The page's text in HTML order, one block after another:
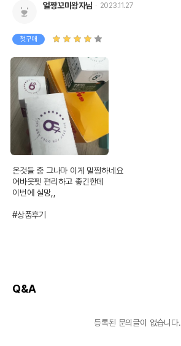
얼짱꼬미왕자님 2023.11.27
첫구매
온것들 중 그나마 이게 멀쩡하네요
어바웃펫 편리하고 좋긴한데
이번에 실망,,
#상품후기
Q&A
등록된 문의글이 없습니다.